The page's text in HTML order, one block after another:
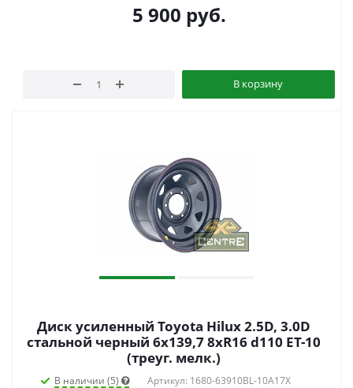
5 900 руб.
В корзину
Диск усиленный Toyota Hilux 2.5D, 3.0D
стальной черный 6x139,7 8xR16 d110 ET-10
(треуг. мелк.)
В наличии (5) Артикул: 1680-63910BL-10A17X